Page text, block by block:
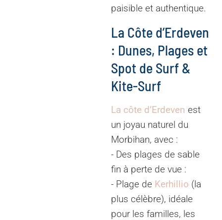
paisible et authentique.
La Côte d’Erdeven
: Dunes, Plages et
Spot de Surf &
Kite-Surf
La côte d’Erdeven est
un joyau naturel du
Morbihan, avec :
- Des plages de sable
fin à perte de vue :
- Plage de Kerhillio (la
plus célèbre), idéale
pour les familles, les